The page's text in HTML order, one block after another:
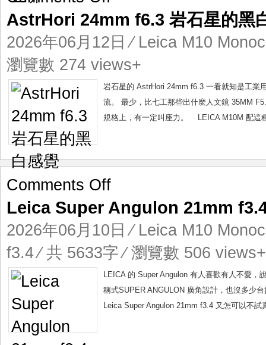
24mm
岩
星
的
感
AstrHori 24mm f6.3 岩石星的黑
2026年06月12日 ⁄ Leica M10
瀏覽數 274 views+
岩石星的 AstrHori 24mm f6.3 一看就知是工業
流。 最少，比七工那些出什麼人文鏡 35MM
規格上，有一定叫座力。 LEICA M10M 配這
Comments Offon
Super
Angulon
21mm
f3.4
安
格
龍
真
Leica Super Angulon 21mm
2026年06月10日 ⁄ Leica M10
f3.4⁄ 共 5633字 ⁄ 瀏覽數 506 views+
LEICA 的 Super Angulon 有人喜歡有人不愛，
稱式SUPER ANGULON 廣角設計，也沒多少
Leica Super Angulon 21mm f3.4 又怎可以不